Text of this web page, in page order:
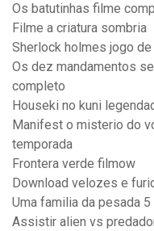
Os batutinhas filme
Filme a criatura sombria
Sherlock holmes jogo
Os dez mandamentos
completo
Houseki no kuni
Manifest o misterio do
temporada
Frontera verde filmow
Download velozes e
Uma familia da pesada
Assistir alien vs